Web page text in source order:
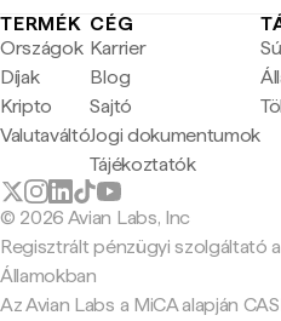
TERMÉK
Országok
Díjak
Kripto
Valutaváltó
CÉG
Karrier
Blog
Sajtó
Jogi dokumentumok
Tájékoztatók
© 2026 Avian Labs, Inc
Regisztrált pénzügyi szolgáltató
Államokban
Az Avian Labs a MiCA alapján